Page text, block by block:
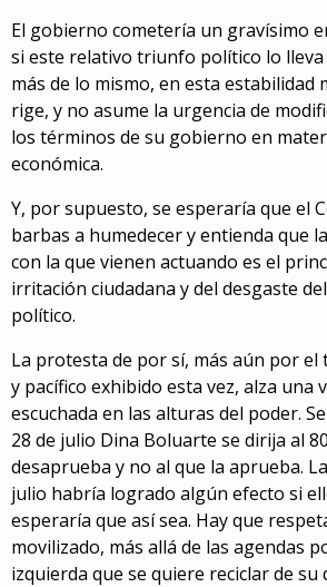
El gobierno cometería un gravísimo
si este relativo triunfo político lo
más de lo mismo, en esta estabilidad
rige, y no asume la urgencia de
los términos de su gobierno en
económica.
Y, por supuesto, se esperaría que el
barbas a humedecer y entienda que
con la que vienen actuando es el
irritación ciudadana y del desgaste
político.
La protesta de por sí, más aún por el
y pacífico exhibido esta vez, alza una
escuchada en las alturas del poder.
28 de julio Dina Boluarte se dirija al
desaprueba y no al que la aprueba.
julio habría logrado algún efecto si
esperaría que así sea. Hay que
movilizado, más allá de las agendas
izquierda que se quiere reciclar de